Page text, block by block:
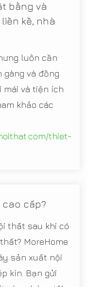
bằng và
kề, nhà
luôn cần
và đồng
mái và tiện ích
khảo các
thiet-
cấp?
thất sau khi có
MoreHome
sản xuất nội
kín. Bạn gửi